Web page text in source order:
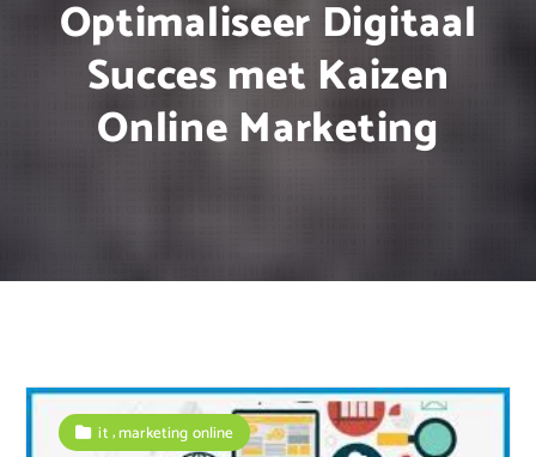
Optimaliseer Digitaal
Succes met Kaizen
Online Marketing
it,marketing online